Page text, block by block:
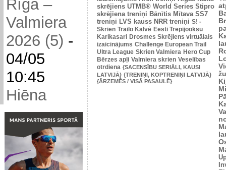
Rīga –
Valmiera
2026 (5) -
04/05
10:45
Hiēna
skrējiens UTMB® World Series Stipro
skrējiena treniņi Bānītis Mītava SS7
treniņi LVS kauss NRR treniņi S! -
Skrien Trailo Kalvė Eesti Trepijooksu
Karikasari Drosmes Skrējiens virtuālais
izaicinājums Challenge European Trail
Ultra League Skrien Valmiera Hero Cup
Bērzes apļi Valmiera skrien Veselības
otrdiena {SACENSĪBU SERIĀLI, KAUSI
LATVIJĀ} {TRENIŅI, KOPTRENIŅI LATVIJĀ}
{ĀRZEMĒS / VISĀ PASAULĒ}